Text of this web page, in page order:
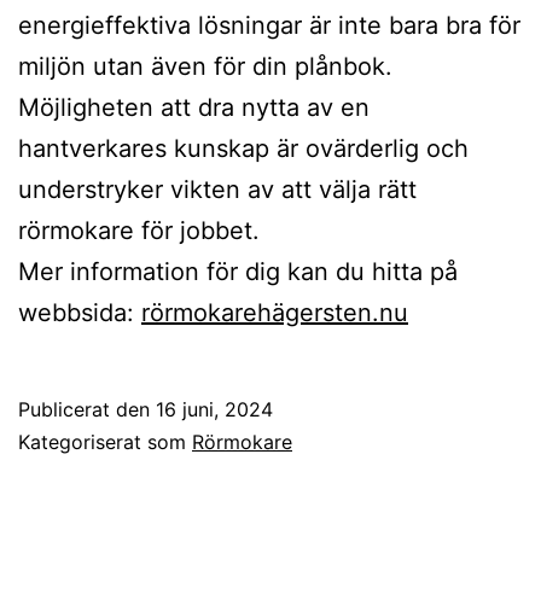
energieffektiva lösningar är inte bara bra för
miljön utan även för din plånbok.
Möjligheten att dra nytta av en
hantverkares kunskap är ovärderlig och
understryker vikten av att välja rätt
rörmokare för jobbet.
Mer information för dig kan du hitta på
webbsida: rörmokarehägersten.nu
Publicerat den 16 juni, 2024
Kategoriserat som Rörmokare